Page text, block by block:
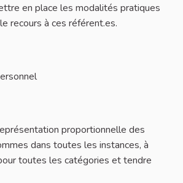
en place les modalités pratiques
recours à ces référent.es.
proportionnelle des
dans toutes les instances, à
toutes les catégories et tendre